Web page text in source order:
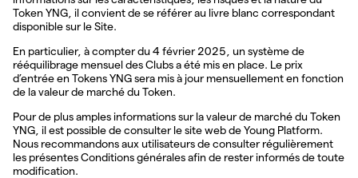
Token YNG, il convient de se référer au livre blanc correspondant
disponible sur le Site.
En particulier, à compter du 4 février 2025, un système de
rééquilibrage mensuel des Clubs a été mis en place. Le prix
d’entrée en Tokens YNG sera mis à jour mensuellement en fonction
de la valeur de marché du Token.
Pour de plus amples informations sur la valeur de marché du Token
YNG, il est possible de consulter le site web de Young Platform.
Nous recommandons aux utilisateurs de consulter régulièrement
les présentes Conditions générales afin de rester informés de toute
modification.